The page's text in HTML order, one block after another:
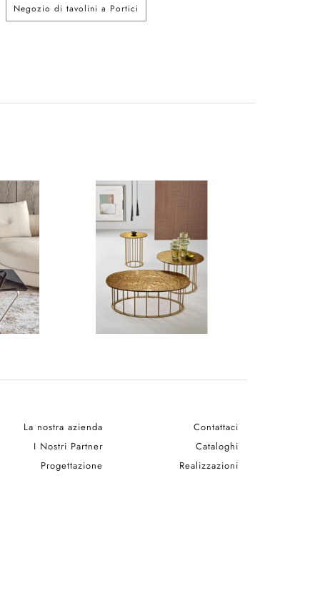
Negozio di tavolini a Portici
La nostra azienda
I Nostri Partner
Progettazione
Contattaci
Cataloghi
Realizzazioni